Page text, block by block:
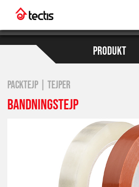
PRODUKT
PACKTEJP | TEJPER
BANDNINGSTEJP